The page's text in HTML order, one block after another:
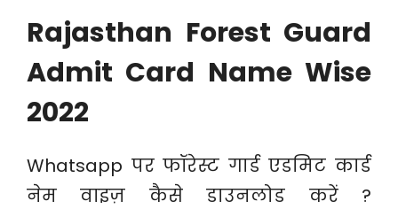
Rajasthan Forest Guard
Admit Card Name Wise
2022
Whatsapp पर फॉरेस्ट गार्ड एडमिट कार्ड
नेम वाइज़ कैसे डाउनलोड करें ?